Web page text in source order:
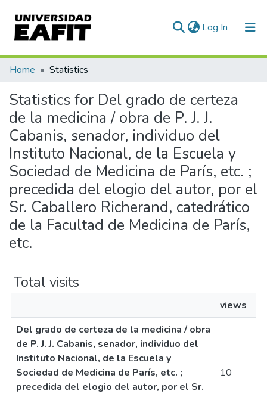
Log In (current)
Communities & Collections
All of DSpace
Home Statistics
Statistics for Del grado de certeza
de la medicina / obra de P. J. J.
Cabanis, senador, individuo del
Instituto Nacional, de la Escuela y
Sociedad de Medicina de París, etc. ;
precedida del elogio del autor, por el
Sr. Caballero Richerand, catedrático
de la Facultad de Medicina de París,
etc.
Total visits
views
Del grado de certeza de la medicina / obra
de P. J. J. Cabanis, senador, individuo del
Instituto Nacional, de la Escuela y
Sociedad de Medicina de París, etc. ;
precedida del elogio del autor, por el Sr.
10